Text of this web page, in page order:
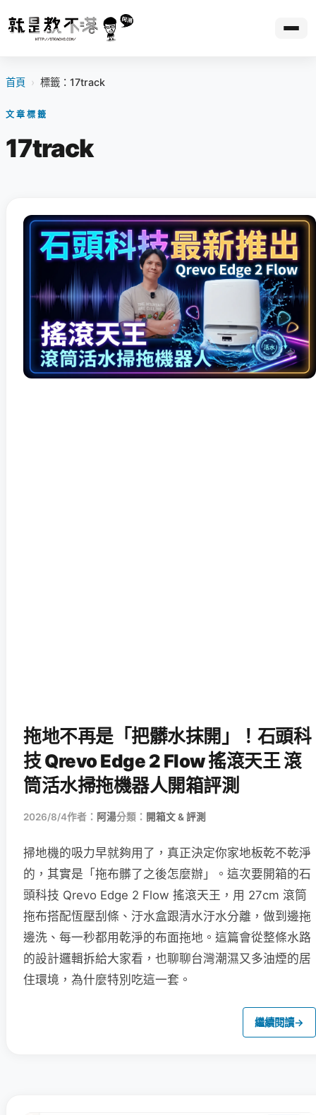
首頁 › 標籤：17track
文章標籤
17track
拖地不再是「把髒水抹開」！石頭科
技 Qrevo Edge 2 Flow 搖滾天王 滾
筒活水掃拖機器人開箱評測
2026/8/4作者： 阿湯分類： 開箱文 & 評測
掃地機的吸力早就夠用了，真正決定你家地板乾不乾淨
的，其實是「拖布髒了之後怎麼辦」。這次要開箱的石
頭科技 Qrevo Edge 2 Flow 搖滾天王，用 27cm 滾筒
拖布搭配恆壓刮條、汙水盒跟清水汙水分離，做到邊拖
邊洗、每一秒都用乾淨的布面拖地。這篇會從整條水路
的設計邏輯拆給大家看，也聊聊台灣潮濕又多油煙的居
住環境，為什麼特別吃這一套。
繼續閱讀→